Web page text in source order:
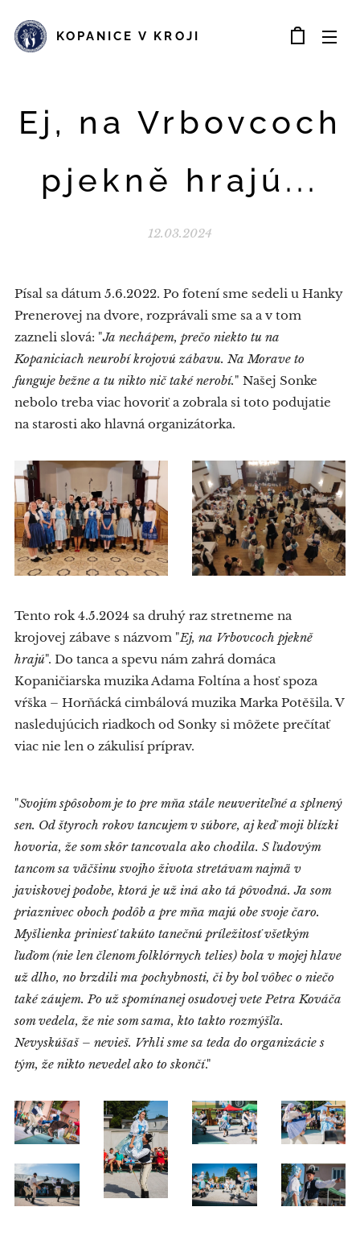
KOPANICE V KROJI
Ej, na Vrbovcoch
pjekně hrajú...
12.03.2024
Písal sa dátum 5.6.2022. Po fotení sme sedeli u Hanky
Prenerovej na dvore, rozprávali sme sa a v tom
zazneli slová: "Ja nechápem, prečo niekto tu na
Kopaniciach neurobí krojovú zábavu. Na Morave to
funguje bežne a tu nikto nič také nerobí." Našej Sonke
nebolo treba viac hovoriť a zobrala si toto podujatie
na starosti ako hlavná organizátorka.
Tento rok 4.5.2024 sa druhý raz stretneme na
krojovej zábave s názvom "Ej, na Vrbovcoch pjekně
hrajú". Do tanca a spevu nám zahrá domáca
Kopaničiarska muzika Adama Foltína a hosť spoza
vŕška – Horňácká cimbálová muzika Marka Potěšila. V
nasledujúcich riadkoch od Sonky si môžete prečítať
viac nie len o zákulisí príprav.
"Svojím spôsobom je to pre mňa stále neuveriteľné a splnený
sen. Od štyroch rokov tancujem v súbore, aj keď moji blízki
hovoria, že som skôr tancovala ako chodila. S ľudovým
tancom sa väčšinu svojho života stretávam najmä v
javiskovej podobe, ktorá je už iná ako tá pôvodná. Ja som
priaznivec oboch podôb a pre mňa majú obe svoje čaro.
Myšlienka priniesť takúto tanečnú príležitosť všetkým
ľuďom (nie len členom folklórnych telies) bola v mojej hlave
už dlho, no brzdili ma pochybnosti, či by bol vôbec o niečo
také záujem. Po už spomínanej osudovej vete Petra Kováča
som vedela, že nie som sama, kto takto rozmýšľa.
Nevyskúšaš – nevieš. Vrhli sme sa teda do organizácie s
tým, že nikto nevedel ako to skončí."